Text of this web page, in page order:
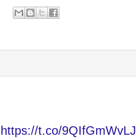
https://t.co/9QIfGmWvLJ